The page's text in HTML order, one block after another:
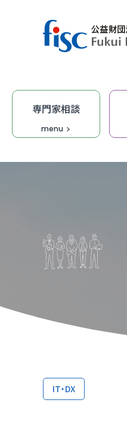
専門家相談
menu
IT・DX
IT・DX